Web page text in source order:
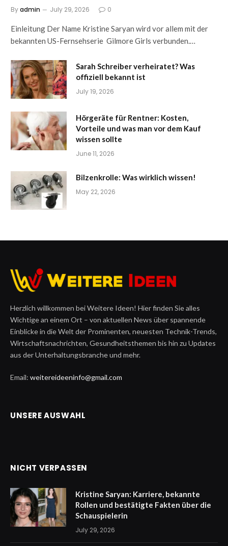
Byadmin July 29, 2026 0
Einleitung Der Name Kristine Saryan wird vor allem mit der
bekannten US-Fernsehserie Gilmore Girls verbunden.…
Sarah Schreiber verheiratet? Was
offiziell bekannt ist
July 19, 2026
Hörgeräte für Rentner: Kosten,
Vorteile und was man vor dem Kauf
wissen sollte
June 11, 2026
Bilzenkrolle: Was wirklich wissen!
May 22, 2026
Herzlich willkommen bei Weitere Ideen! Hier finden Sie alles
Wichtige an einem Ort – von aktuellen News über spannende
Einblicke in die Welt der Prominenten, neuesten Technik-Trends,
Wirtschaftsnachrichten, Gesundheitsthemen bis hin zu Updates
aus der Unterhaltungsbranche und mehr.
Email: weitereideeninfo@gmail.com
UNSERE AUSWAHL
NICHT VERPASSEN
Kristine Saryan: Karriere, bekannte
Rollen und bestätigte Fakten über die
Schauspielerin
July 29, 2026